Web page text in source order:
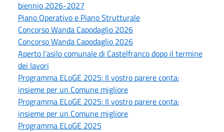
biennio 2026-2027
Piano Operativo e Piano Strutturale
Concorso Wanda Capodaglio 2026
Concorso Wanda Capodaglio 2026
Aperto l’asilo comunale di Castelfranco dopo il termine
dei lavori
Programma ELoGE 2025: Il vostro parere conta:
insieme per un Comune migliore
Programma ELoGE 2025: Il vostro parere conta:
insieme per un Comune migliore
Programma ELoGE 2025